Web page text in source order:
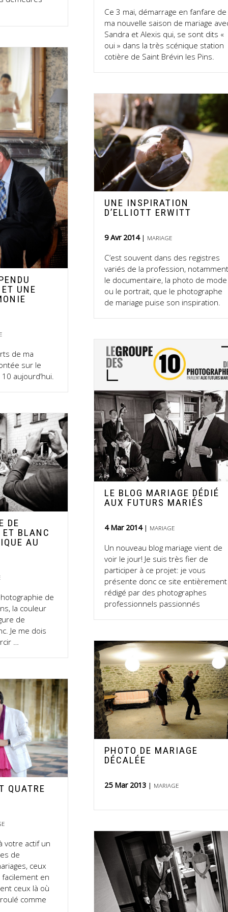
UNE
de ma
sur le
aujourd’hui.
DE
BLANC
AU
de
la couleur
de
Je me dois
…
QUATRE
votre actif un
de
ceux
en
ceux là où
comme
Ce 3 mai, démarrage en fanfare de
ma nouvelle saison de mariage
Sandra et Alexis qui, se sont dits «
oui » dans la très scénique station
cotière de Saint Brévin les Pins.
UNE INSPIRATION
D’ELLIOTT ERWITT
9 Avr 2014 MARIAGE
C’est souvent dans des registres
variés de la profession,
le documentaire, la photo de mode
ou le portrait, que le photographe
de mariage puise son inspiration.
LE BLOG MARIAGE DÉDIÉ
AUX FUTURS MARIÉS
4 Mar 2014 MARIAGE
Un nouveau blog mariage vient de
voir le jour! Je suis très fier de
participer à ce projet: je vous
présente donc ce site entièrement
rédigé par des photographes
professionnels passionnés
PHOTO DE MARIAGE
DÉCALÉE
25 Mar 2013 MARIAGE